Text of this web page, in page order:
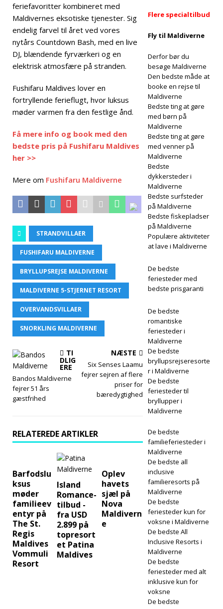
TILBUD
[13. november
2025]
Bryllupsrejse-
55% rabat
feriefavoritter kombineret med
Maldivernes eksotiske tjenester. Sig
endelig farvel til året ved vores
nytårs Countdown Bash, med en live
DJ, blændende fyrværkeri og en
elektrisk atmosfære på stranden.
Fushifaru Maldives lover en
fortryllende ferieflugt, hvor luksus
møder varmen fra den festlige ånd.
Få mere info og book med den
bedste pris på Fushifaru Maldives
her >>
Mere om Fushifaru Maldiverne
STRANDVILLAER
FUSHIFARU MALDIVERNE
BRYLLUPSREJSE MALDIVERNE
MALDIVERNE 5-STJERNET RESORT
OVERVANDSVILLAER
SNORKLING MALDIVERNE
TI
DLIG
ERE
Bandos Maldiverne
fejrer 51 års
gæstfrihed
NÆSTE
Six Senses Laamu
fejrer sejren af flere
priser for
bæredygtighed
RELATEREDE ARTIKLER
Barfodslu
ksus
møder
familieev
entyr på
The St.
Regis
Maldives
Vommuli
Resort
Island
Romance-
tilbud -
fra USD
2.899 på
topresort
et Patina
Maldives
Oplev
havets
sjæl på
Nova
Maldivern
e
Flere specialtilbud
Fly til Maldiverne
Derfor bør du
besøge Maldiverne
Den bedste måde at
booke en rejse til
Maldiverne
Bedste ting at gøre
med børn på
Maldiverne
Bedste ting at gøre
med venner på
Maldiverne
Bedste
dykkersteder i
Maldiverne
Bedste surfsteder
på Maldiverne
Bedste fiskepladser
på Maldiverne
Populære aktiviteter
at lave i Maldiverne
De bedste
feriesteder med
bedste prisgaranti
De bedste
romantiske
feriesteder i
Maldiverne
De bedste
bryllupsrejseresorte
r i Maldiverne
De bedste
feriesteder til
bryllupper i
Maldiverne
De bedste
familieferiesteder i
Maldiverne
De bedste all
inclusive
familieresorts på
Maldiverne
De bedste
feriesteder kun for
voksne i Maldiverne
De bedste All
Inclusive Resorts i
Maldiverne
De bedste
feriesteder med alt
inklusive kun for
voksne
De bedste